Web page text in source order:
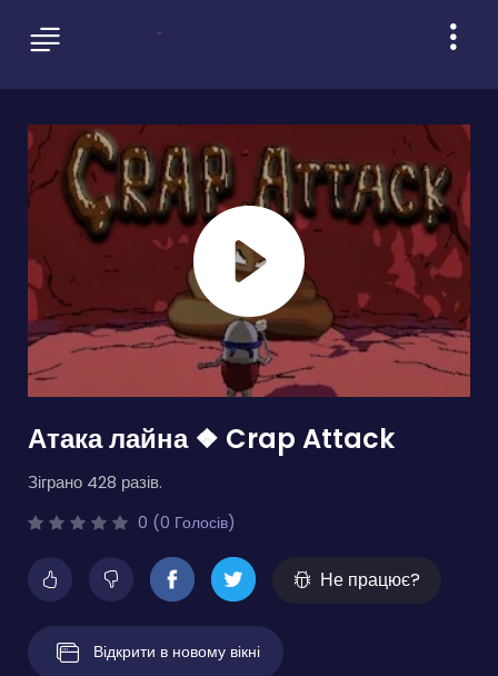
Атака лайна ❖ Crap Attack
Зіграно 428 разів.
0 (0 Голосів)
Не працює?
Відкрити в новому вікні